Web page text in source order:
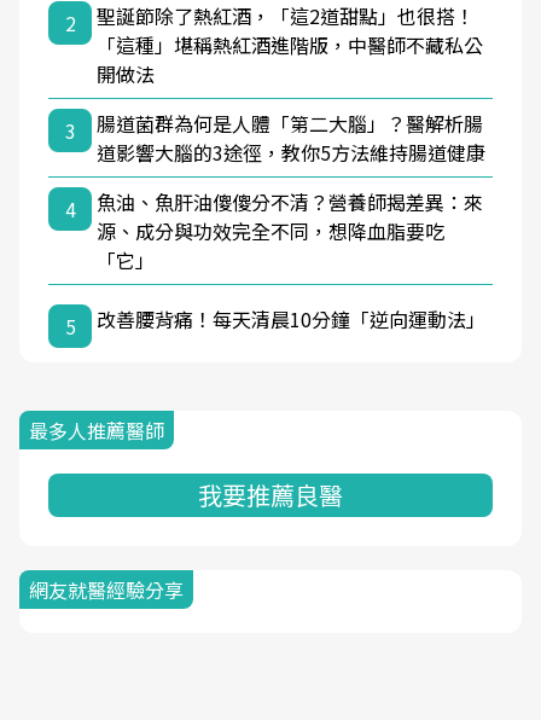
2
聖誕節除了熱紅酒，「這2道甜點」也很搭！
「這種」堪稱熱紅酒進階版，中醫師不藏私公
開做法
3
腸道菌群為何是人體「第二大腦」？醫解析腸
道影響大腦的3途徑，教你5方法維持腸道健康
4
魚油、魚肝油傻傻分不清？營養師揭差異：來
源、成分與功效完全不同，想降血脂要吃
「它」
5 改善腰背痛！每天清晨10分鐘「逆向運動法」
最多人推薦醫師
我要推薦良醫
網友就醫經驗分享